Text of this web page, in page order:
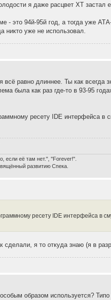
я даже расцвет XT
- это 94й-95й год, а тогда уже
никто уже не использовал.
равно длиннее. Ты как
была как раз где-то в 93-95
ресету IDE интерфейса в
если её там нет.", "Forever!".
развитию Спека.
ресету IDE интерфейса в
я то откуда знаю (я в
образом используется?